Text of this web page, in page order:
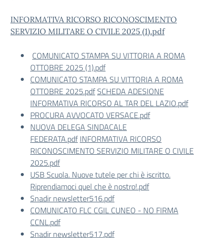
INFORMATIVA RICORSO RICONOSCIMENTO
SERVIZIO MILITARE O CIVILE 2025 (1).pdf
COMUNICATO STAMPA SU VITTORIA A ROMA
OTTOBRE 2025 (1).pdf
COMUNICATO STAMPA SU VITTORIA A ROMA
OTTOBRE 2025.pdfSCHEDA ADESIONE
INFORMATIVA RICORSO AL TAR DEL LAZIO.pdf
PROCURA AVVOCATO VERSACE.pdf
NUOVA DELEGA SINDACALE
FEDERATA.pdf INFORMATIVA RICORSO
RICONOSCIMENTO SERVIZIO MILITARE O CIVILE
2025.pdf
USB Scuola. Nuove tutele per chi è iscritto.
Riprendiamoci quel che è nostro!.pdf
Snadir newsletter516.pdf
COMUNICATO FLC CGIL CUNEO - NO FIRMA
CCNL.pdf
Snadir newsletter517.pdf